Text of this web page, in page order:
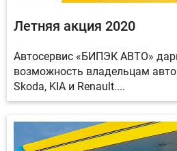
Летняя акция 2020
Автосервис «БИПЭК АВТО»
возможность владельцам
Skoda, KIA и Renault....